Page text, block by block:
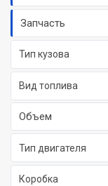
Запчасть
Тип кузова
Вид топлива
Объем
Тип двигателя
Коробка